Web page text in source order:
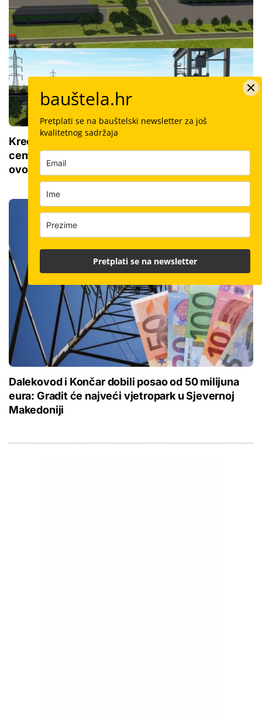
Kreće borba građevinaca za izgradnju golemog
centra od 73 milijuna eura: Četiri županije ovise o
ovom projektu
Dalekovod i Končar dobili posao od 50 milijuna
eura: Gradit će najveći vjetropark u Sjevernoj
Makedoniji
bauštela.hr
Pretplati se na bauštelski newsletter za još
kvalitetnog sadržaja
Pretplati se na newsletter